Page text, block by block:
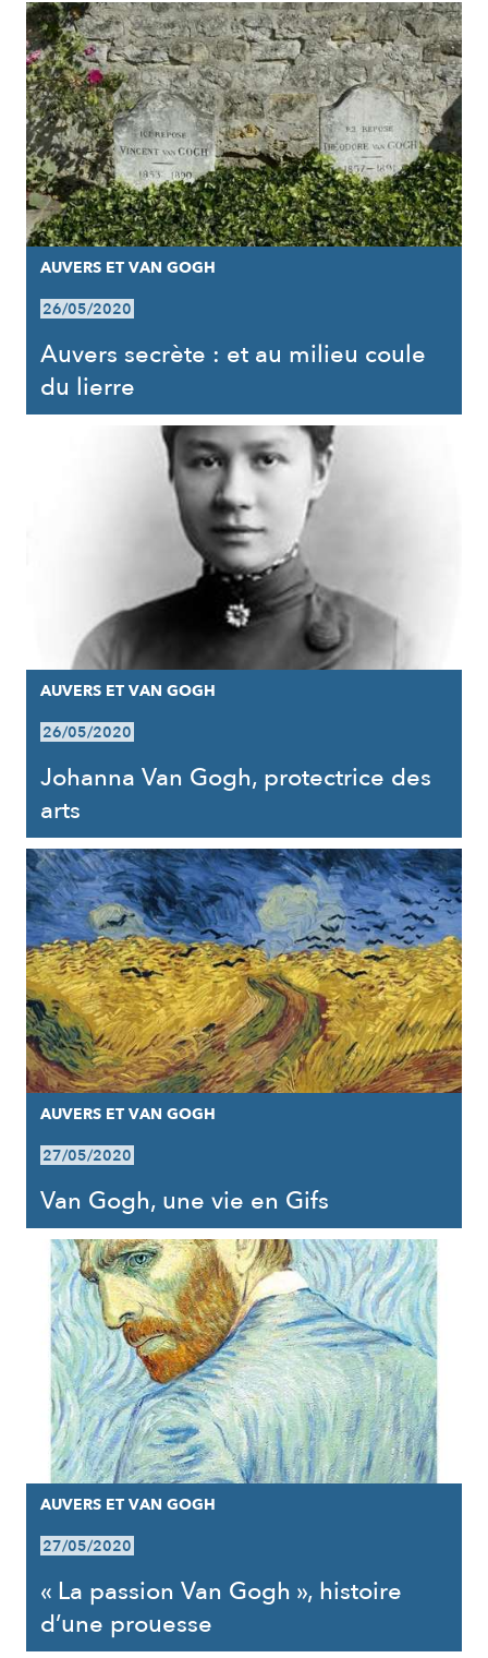
RÉSULTATS
AUVERS ET VAN GOGH
26/05/2020
Auvers secrète : et au milieu coule
du lierre
AUVERS ET VAN GOGH
26/05/2020
Johanna Van Gogh, protectrice des
arts
AUVERS ET VAN GOGH
27/05/2020
Van Gogh, une vie en Gifs
AUVERS ET VAN GOGH
27/05/2020
« La passion Van Gogh », histoire
d’une prouesse